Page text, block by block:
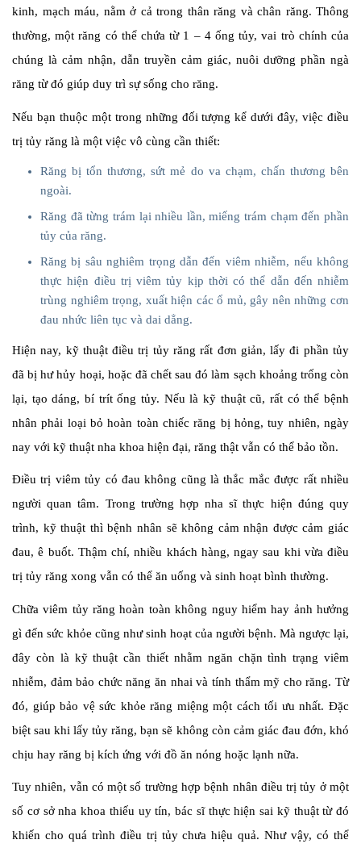
kinh, mạch máu, nằm ở cả trong thân răng và chân răng. Thông
thường, một răng có thể chứa từ 1 – 4 ống tủy, vai trò chính của
chúng là cảm nhận, dẫn truyền cảm giác, nuôi dưỡng phần ngà
răng từ đó giúp duy trì sự sống cho răng.
Nếu bạn thuộc một trong những đối tượng kể dưới đây, việc điều
trị tủy răng là một việc vô cùng cần thiết:
Răng bị tổn thương, sứt mẻ do va chạm, chấn thương bên
ngoài.
Răng đã từng trám lại nhiều lần, miếng trám chạm đến phần
tủy của răng.
Răng bị sâu nghiêm trọng dẫn đến viêm nhiễm, nếu không
thực hiện điều trị viêm tủy kịp thời có thể dẫn đến nhiễm
trùng nghiêm trọng, xuất hiện các ổ mủ, gây nên những cơn
đau nhức liên tục và dai dẳng.
Hiện nay, kỹ thuật điều trị tủy răng rất đơn giản, lấy đi phần tủy
đã bị hư hủy hoại, hoặc đã chết sau đó làm sạch khoảng trống còn
lại, tạo dáng, bí trít ống tủy. Nếu là kỹ thuật cũ, rất có thể bệnh
nhân phải loại bỏ hoàn toàn chiếc răng bị hỏng, tuy nhiên, ngày
nay với kỹ thuật nha khoa hiện đại, răng thật vẫn có thể bảo tồn.
Điều trị viêm tủy có đau không cũng là thắc mắc được rất nhiều
người quan tâm. Trong trường hợp nha sĩ thực hiện đúng quy
trình, kỹ thuật thì bệnh nhân sẽ không cảm nhận được cảm giác
đau, ê buốt. Thậm chí, nhiều khách hàng, ngay sau khi vừa điều
trị tủy răng xong vẫn có thể ăn uống và sinh hoạt bình thường.
Chữa viêm tủy răng hoàn toàn không nguy hiểm hay ảnh hưởng
gì đến sức khỏe cũng như sinh hoạt của người bệnh. Mà ngược lại,
đây còn là kỹ thuật cần thiết nhằm ngăn chặn tình trạng viêm
nhiễm, đảm bảo chức năng ăn nhai và tính thẩm mỹ cho răng. Từ
đó, giúp bảo vệ sức khỏe răng miệng một cách tối ưu nhất. Đặc
biệt sau khi lấy tủy răng, bạn sẽ không còn cảm giác đau đớn, khó
chịu hay răng bị kích ứng với đồ ăn nóng hoặc lạnh nữa.
Tuy nhiên, vẫn có một số trường hợp bệnh nhân điều trị tủy ở một
số cơ sở nha khoa thiếu uy tín, bác sĩ thực hiện sai kỹ thuật từ đó
khiến cho quá trình điều trị tủy chưa hiệu quả. Như vậy, có thể